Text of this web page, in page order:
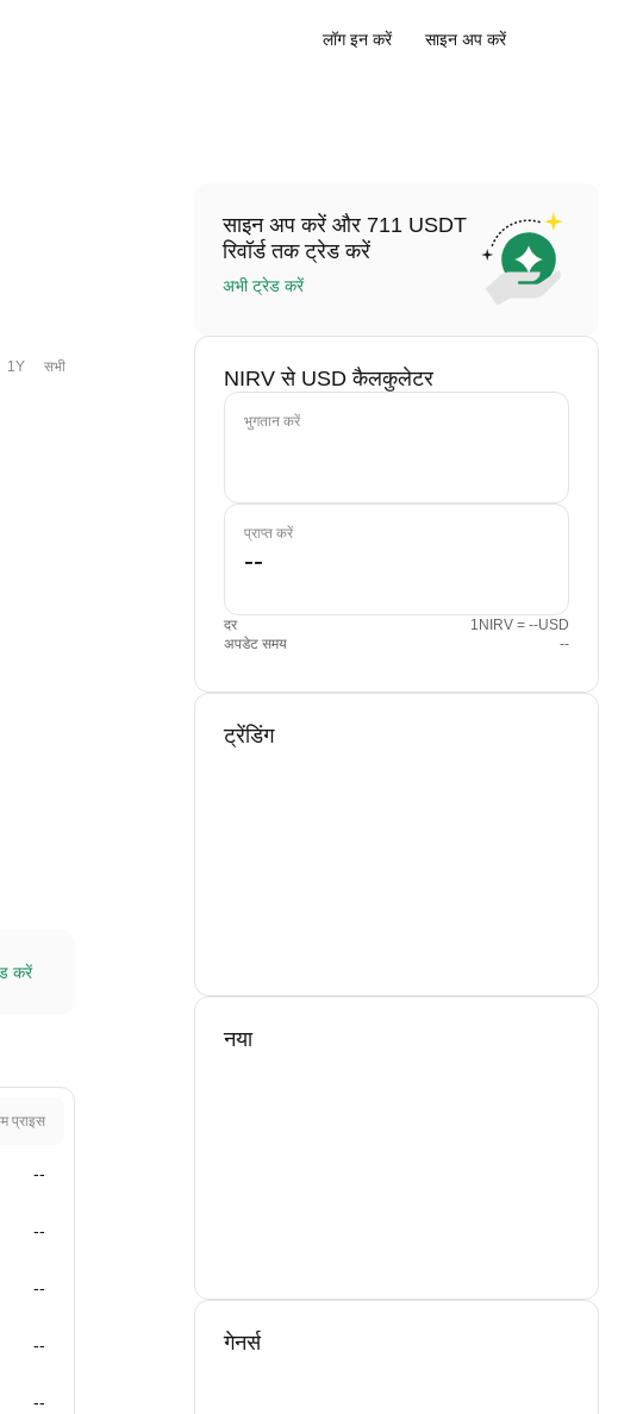
लॉग इन करें साइन अप करें
1Y सभी
करें
प्राइस
--
--
--
--
--
साइन अप करें और 711 USDT
रिवॉर्ड तक ट्रेड करें
अभी ट्रेड करें
NIRV से USD कैलकुलेटर
भुगतान करें
प्राप्त करें
दर
1NIRV = --USD
अपडेट समय
--
ट्रेंडिंग
नया
गेनर्स